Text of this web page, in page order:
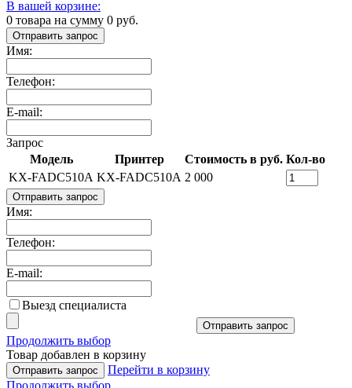
В вашей корзине:
0 товара на сумму 0 руб.
Отправить запрос
Имя:
Телефон:
E-mail:
Запрос
Модель
Принтер Стоимость в руб. Кол-во
KX-FADC510A KX-FADC510A 2 000
Отправить запрос
Имя:
Телефон:
E-mail:
Выезд специалиста
Отправить запрос
Продолжить выбор
Товар добавлен в корзину
Отправить запрос
Перейти в корзину
Продолжить выбор